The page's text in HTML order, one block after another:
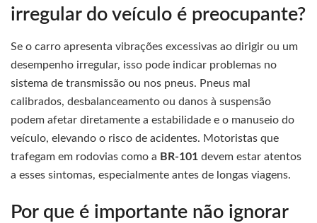
irregular do veículo é preocupante?
Se o carro apresenta vibrações excessivas ao dirigir ou um
desempenho irregular, isso pode indicar problemas no
sistema de transmissão ou nos pneus. Pneus mal
calibrados, desbalanceamento ou danos à suspensão
podem afetar diretamente a estabilidade e o manuseio do
veículo, elevando o risco de acidentes. Motoristas que
trafegam em rodovias como a BR-101 devem estar atentos
a esses sintomas, especialmente antes de longas viagens.
Por que é importante não ignorar